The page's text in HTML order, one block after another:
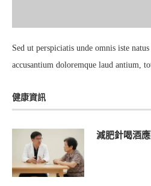
Sed ut perspiciatis unde omnis iste
accusantium doloremque laud antium,
健康資訊
減肥針喝酒